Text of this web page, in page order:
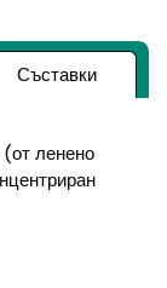
Съставки
ленено